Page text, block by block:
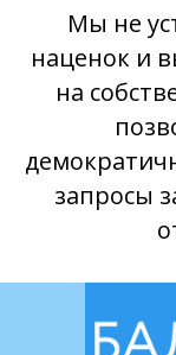
Мы не
наценок и
на
запросы